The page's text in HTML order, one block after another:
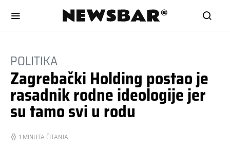
POLITIKA
Zagrebački Holding postao je
rasadnik rodne ideologije jer
su tamo svi u rodu
1 MINUTA ČITANJA